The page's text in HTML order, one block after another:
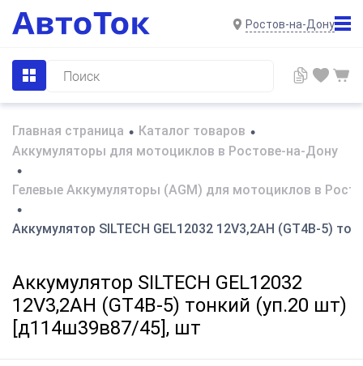
Ростов-на-Дону
Главная страница • Каталог товаров •
Аккумуляторы для мотоциклов в Ростове-на-Дону
•
Гелевые Аккумуляторы (AGM) для мотоциклов в
•
Аккумулятор SILTECH GEL12032 12V3,2AH (GT4B-5)
Аккумулятор SILTECH GEL12032
12V3,2AH (GT4B-5) тонкий (уп.20 шт)
[д114ш39в87/45], шт